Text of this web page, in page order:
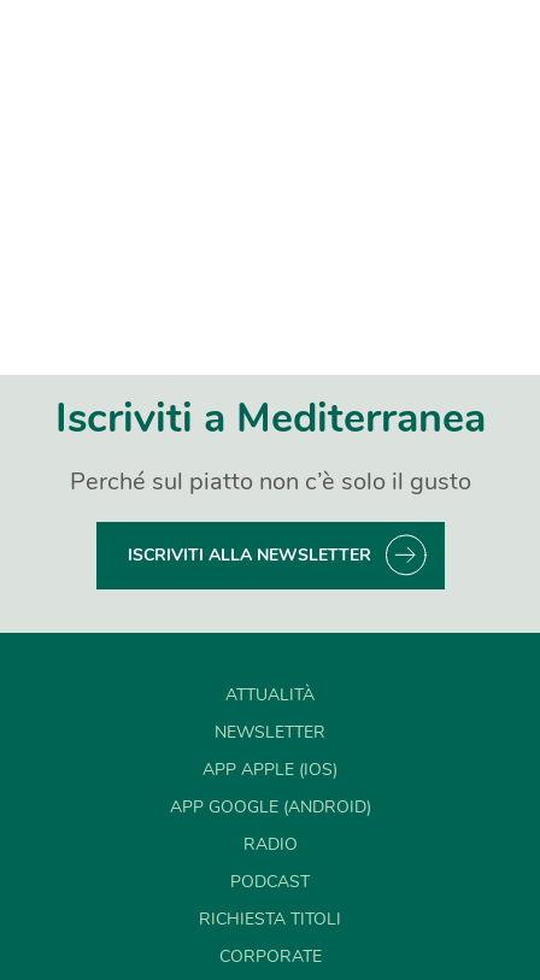
Iscriviti a Mediterranea
Perché sul piatto non c’è solo il gusto
ISCRIVITI ALLA NEWSLETTER
ATTUALITÀ
NEWSLETTER
APP APPLE (IOS)
APP GOOGLE (ANDROID)
RADIO
PODCAST
RICHIESTA TITOLI
CORPORATE